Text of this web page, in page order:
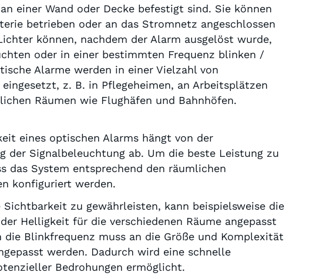
einer Wand oder Decke befestigt sind. Sie können
betrieben oder an das Stromnetz angeschlossen
können, nachdem der Alarm ausgelöst wurde,
oder in einer bestimmten Frequenz blinken /
Alarme werden in einer Vielzahl von
eingesetzt, z. B. in Pflegeheimen, an Arbeitsplätzen
Räumen wie Flughäfen und Bahnhöfen.
eines optischen Alarms hängt von der
der Signalbeleuchtung ab. Um die beste Leistung zu
das System entsprechend den räumlichen
konfiguriert werden.
Sichtbarkeit zu gewährleisten, kann beispielsweise die
Helligkeit für die verschiedenen Räume angepasst
die Blinkfrequenz muss an die Größe und Komplexität
werden. Dadurch wird eine schnelle
Bedrohungen ermöglicht.